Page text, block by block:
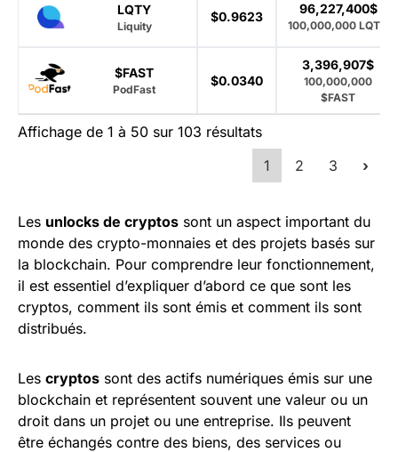
LQTY
Liquity
$0.9623
96,227,400$
100,000,000 LQTY
$FAST
PodFast
$0.0340
3,396,907$
100,000,000
$FAST
Affichage de 1 à 50 sur 103 résultats
1
2 3 ›
Les unlocks de cryptos sont un aspect important du
monde des crypto-monnaies et des projets basés sur
la blockchain. Pour comprendre leur fonctionnement,
il est essentiel d’expliquer d’abord ce que sont les
cryptos, comment ils sont émis et comment ils sont
distribués.
Les cryptos sont des actifs numériques émis sur une
blockchain et représentent souvent une valeur ou un
droit dans un projet ou une entreprise. Ils peuvent
être échangés contre des biens, des services ou